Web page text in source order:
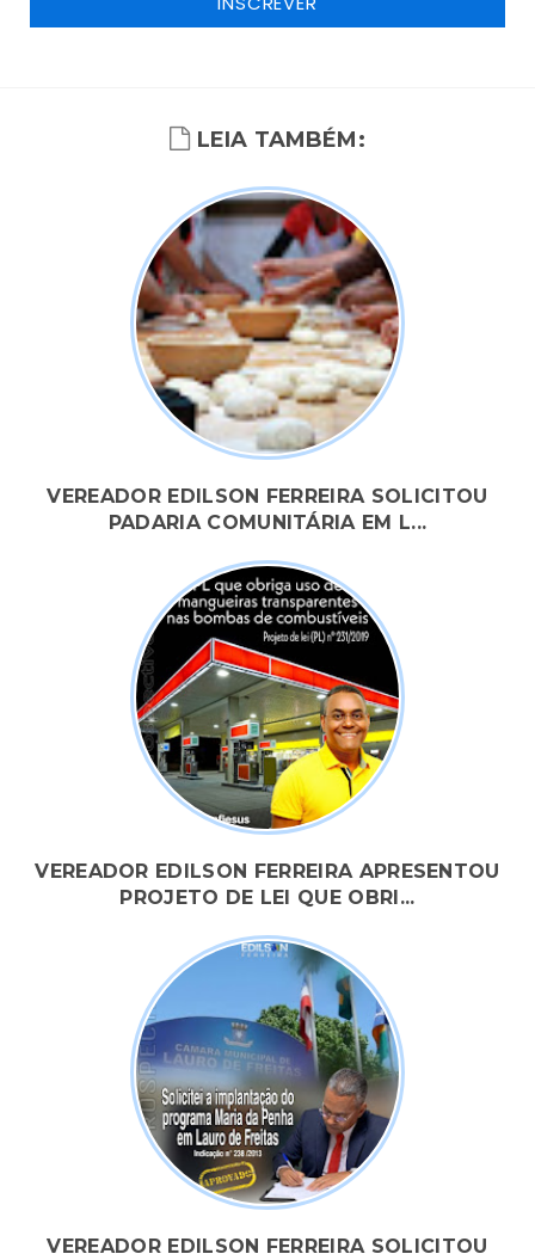
LEIA TAMBÉM:
VEREADOR EDILSON FERREIRA SOLICITOU
PADARIA COMUNITÁRIA EM L...
VEREADOR EDILSON FERREIRA APRESENTOU
PROJETO DE LEI QUE OBRI...
VEREADOR EDILSON FERREIRA SOLICITOU